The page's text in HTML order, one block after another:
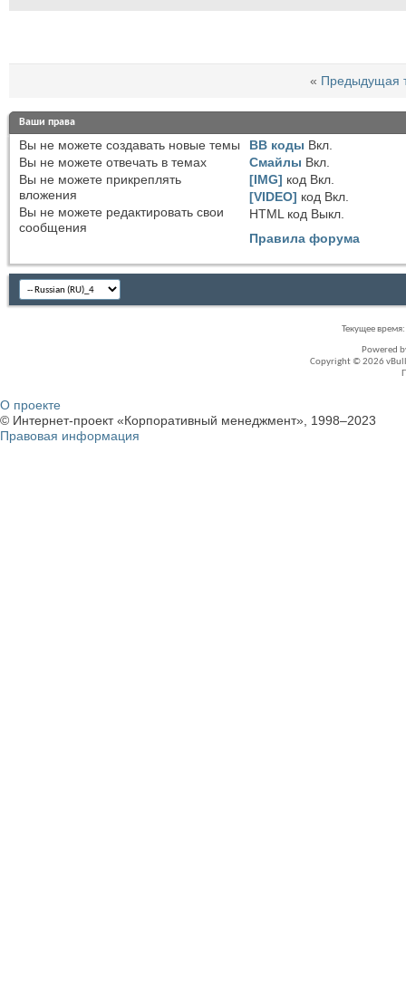
« Предыдущая
Ваши права
Вы не можете создавать новые темы
Вы не можете отвечать в темах
Вы не можете прикреплять
вложения
Вы не можете редактировать свои
сообщения
BB коды Вкл.
Смайлы Вкл.
[IMG] код Вкл.
[VIDEO] код Вкл.
HTML код Выкл.
Правила форума
Текущее время:
Powered
Copyright © 2026
О проекте
© Интернет-проект «Корпоративный менеджмент», 1998–2023
Правовая информация